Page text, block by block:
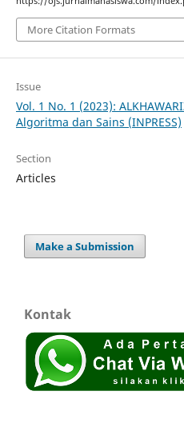
More Citation Formats
Issue
Vol. 1 No. 1 (2023):
Algoritma dan Sains (INPRESS)
Section
Articles
Make a Submission
Kontak